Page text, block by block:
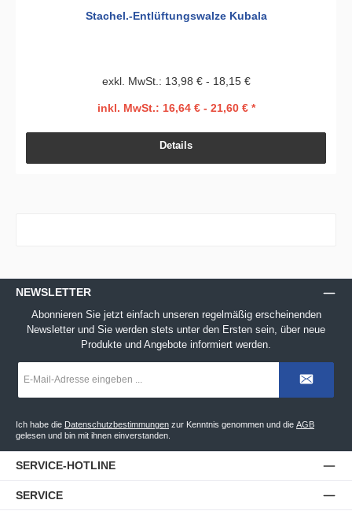
Stachel.-Entlüftungswalze Kubala
exkl. MwSt.: 13,98 € - 18,15 €
inkl. MwSt.: 16,64 € - 21,60 € *
Details
NEWSLETTER
Abonnieren Sie jetzt einfach unseren regelmäßig erscheinenden
Newsletter und Sie werden stets unter den Ersten sein, über neue
Produkte und Angebote informiert werden.
Mail-
*
Ich habe die Datenschutzbestimmungen zur Kenntnis genommen und die AGB
gelesen und bin mit ihnen einverstanden.
SERVICE-HOTLINE
SERVICE